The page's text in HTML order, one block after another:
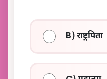
B) राष्ट्रपिता